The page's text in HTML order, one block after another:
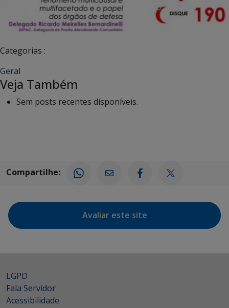
Categorias :
Geral
Veja Também
Sem posts recentes disponíveis.
Compartilhe:
Avaliar este site
LGPD
Fala Servidor
Acessibilidade